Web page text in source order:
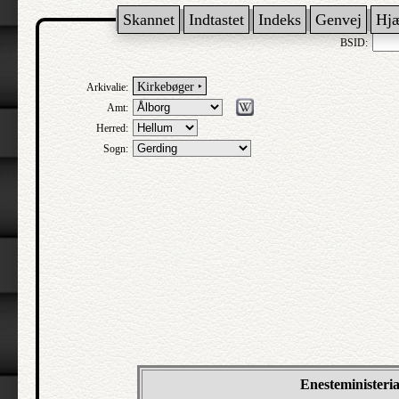
Skannet Indtastet Indeks Genvej
BSID:
Arkivalie: Kirkebøger ‣
Amt:
Herred:
Sogn: